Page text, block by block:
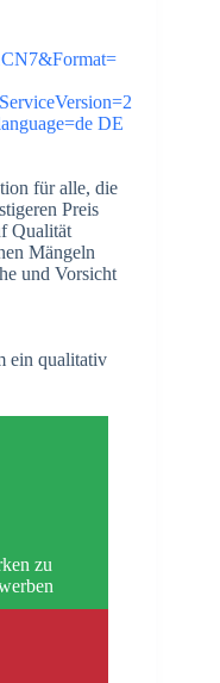
für alle, die
Preis
Qualität
Mängeln
und Vorsicht
ein qualitativ
zu